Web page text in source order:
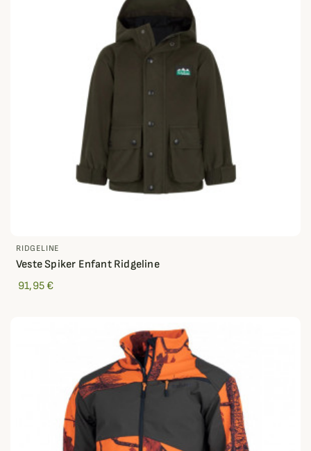
RIDGELINE
Veste Spiker Enfant Ridgeline
91,95 €